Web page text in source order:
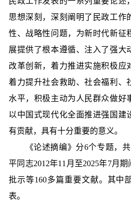
思想深刻，深刻阐明了民政工作
性、战略性问题，为新时代新征
展提供了根本遵循、注入了强大
改革创新，着力推进实施积极应
着力提升社会救助、社会福利、
水平，积极主动为人民群众做好
以中国式现代化全面推进强国建
有贡献，具有十分重要的意义。
《论述摘编》分6个专题，共
平同志2012年11月至2025年7月
批示等160多篇重要文献。其中
表。